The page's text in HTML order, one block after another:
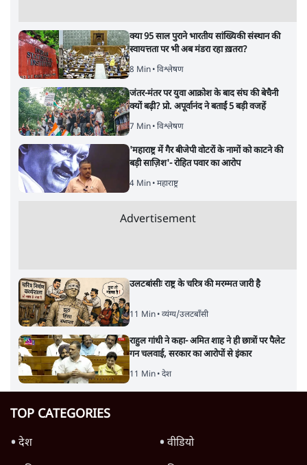
क्या 95 साल पुराने भारतीय सांख्यिकी संस्थान की
स्वायत्तता पर भी अब मंडरा रहा ख़तरा?
8 Min• विश्लेषण
जंतर-मंतर पर युवा आक्रोश के बाद संघ की बेचैनी
क्यों बढ़ी? प्रो. अपूर्वानंद ने बताईं 5 बड़ी वजहें
7 Min• विश्लेषण
'महाराष्ट्र में गैर बीजेपी वोटरों के नामों को काटने की
बड़ी साज़िश'- रोहित पवार का आरोप
4 Min• महाराष्ट्र
Advertisement
उलटबांसीः राष्ट्र के चरित्र की मरम्मत जारी है
11 Min• व्यंग्य/उलटबाँसी
राहुल गांधी ने कहा- अमित शाह ने ही छात्रों पर पैलेट
गन चलवाई, सरकार का आरोपों से इंकार
11 Min• देश
TOP CATEGORIES
देश
वीडियो